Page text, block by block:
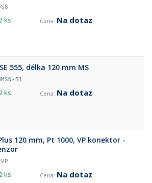
ks
Na dotaz
555, délka 120 mm MS
B1
ks
Na dotaz
120 mm, Pt 1000, VP konektor -
ks
Na dotaz